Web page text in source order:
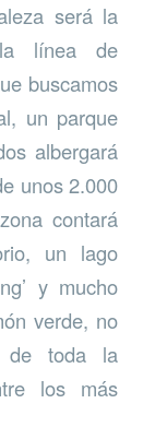
será la
la línea de
buscamos
un parque
albergará
unos 2.000
contará
un lago
y mucho
verde, no
de toda la
los más